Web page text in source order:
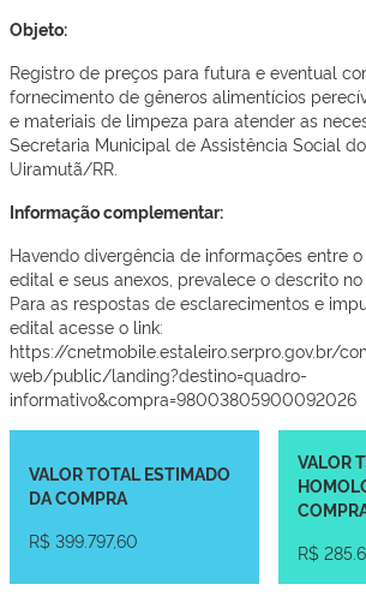
Objeto:
Registro de preços para futura e eventual
fornecimento de gêneros alimentícios
e materiais de limpeza para atender as
Secretaria Municipal de Assistência Social
Uiramutã/RR.
Informação complementar:
Havendo divergência de informações entre
edital e seus anexos, prevalece o descrito
Para as respostas de esclarecimentos e
edital acesse o link:
https://cnetmobile.estaleiro.serpro.gov.br/
web/public/landing?destino=quadro-
informativo&compra=98003805900092026
VALOR TOTAL ESTIMADO
DA COMPRA
R$ 399.797,60
VALOR
R$